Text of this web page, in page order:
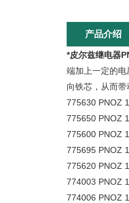
产品介绍
*皮尔兹继电器
端加上一定的
向铁芯，从而
775630 PNOZ
775650 PNOZ
775600 PNOZ
775695 PNOZ
775620 PNOZ
774003 PNOZ
774006 PNOZ